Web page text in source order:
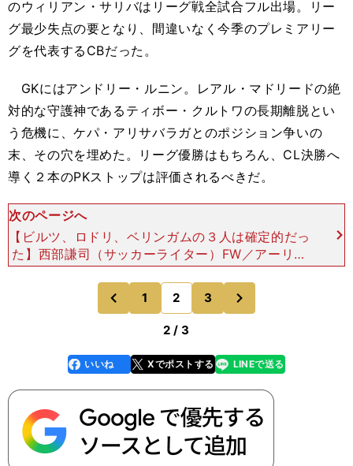
のウィリアン・サリバはリーグ戦全試合フル出場。リー
グ最少失点の要となり、間違いなく今季のプレミアリー
グを代表するCBだった。
GKにはアンドリー・ルニン。レアル・マドリードの絶
対的な守護神であるティボー・クルトワの長期離脱とい
う危機に、ケパ・アリサバラガとのポジション争いの
末、その穴を埋めた。リーグ優勝はもちろん、CL決勝へ
導く２本のPKストップは評価されるべきだ。
次のページへ
【ビルツ、ロドリ、ベリンガムの３人は確定的だっ
た】西部謙司（サッカーライター）FW／アーリン
グ・ハーランド（マンチェスター・シティ）、キリ
アン・エムバペ（パリ・サンジェルマン）、フィ
ル・フォーデン
前
のページへ
1 2 3
2 / 3
faceboo
k
いいね Xでポストする
line LINEで送る